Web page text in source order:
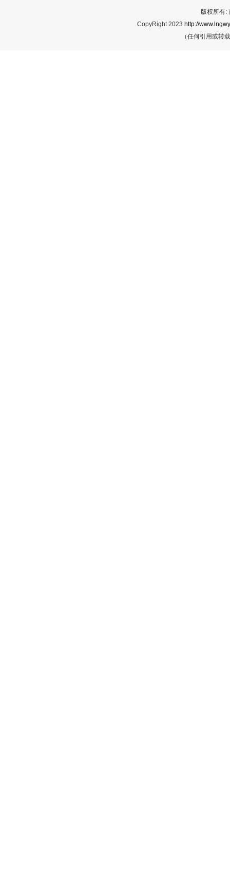
版权所有:
CopyRight 2023 http://
（任何引用或转